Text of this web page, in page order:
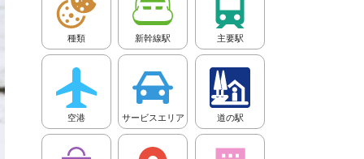
種類 新幹線駅 主要駅
空港 サービスエリア 道の駅